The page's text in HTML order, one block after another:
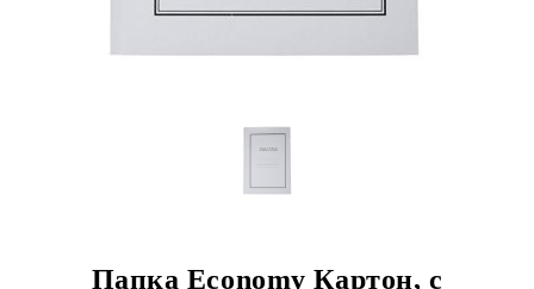
Папка Economy Картон, с